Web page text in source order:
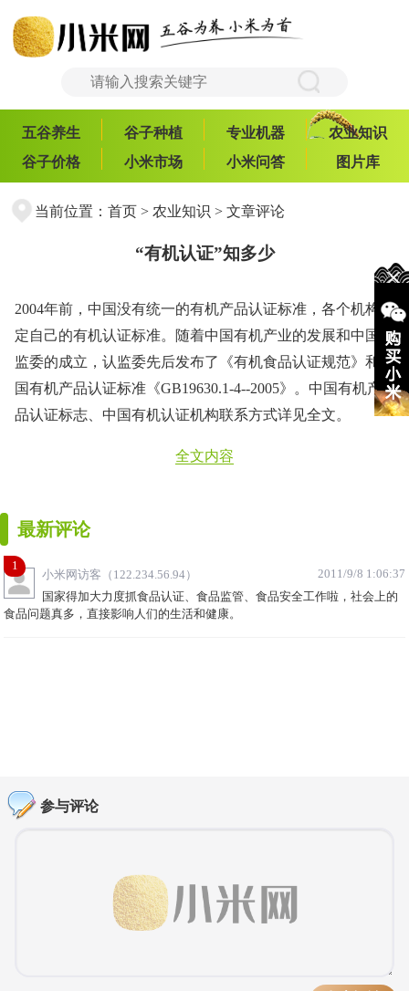
五谷养生 谷子种植 专业机器
农业知识
谷子价格
小米市场 小米问答 图片库
当前位置： 首页> 农业知识 > 文章评论
“有机认证”知多少
2004年前，中国没有统一的有机产品认证标准，各个机构制
定自己的有机认证标准。随着中国有机产业的发展和中国认
监委的成立，认监委先后发布了《有机食品认证规范》和中
国有机产品认证标准《GB19630.1-4--2005》。中国有机产
品认证标志、中国有机认证机构联系方式详见全文。
全文内容
最新评论
2011/9/8 1:06:37
小米网访客（122.234.56.94）
国家得加大力度抓食品认证、食品监管、食品安全工作啦，社会上的
食品问题真多，直接影响人们的生活和健康。
1
参与评论